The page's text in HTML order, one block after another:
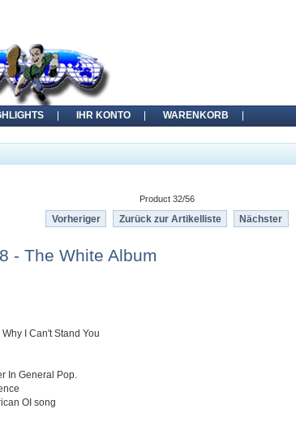
IHR KONTO WARENKORB
Product 32/56
Vorheriger Zurück zur Artikelliste Nächster
- The White Album
I Can't Stand You
In General Pop.
OI song